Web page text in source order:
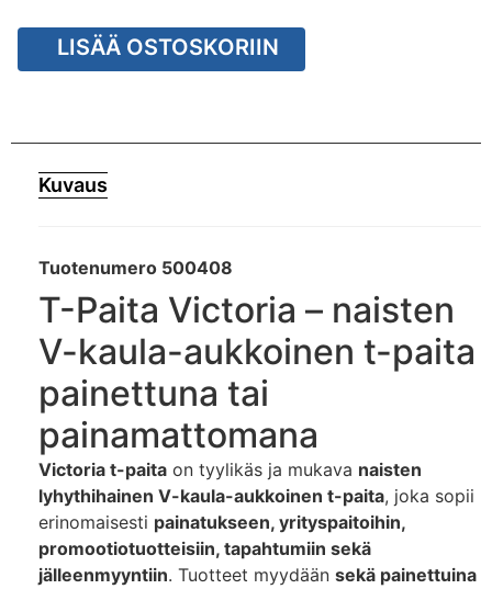
LISÄÄ OSTOSKORIIN
Kuvaus
Tuotenumero 500408
T-Paita Victoria – naisten
V-kaula-aukkoinen t-paita
painettuna tai
painamattomana
Victoria t-paita on tyylikäs ja mukava naisten
lyhythihainen V-kaula-aukkoinen t-paita, joka sopii
erinomaisesti painatukseen, yrityspaitoihin,
promootiotuotteisiin, tapahtumiin sekä
jälleenmyyntiin. Tuotteet myydään sekä painettuina